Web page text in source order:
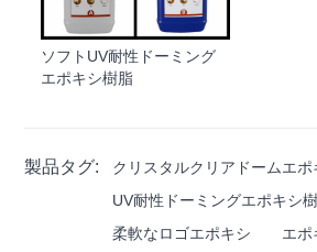
ソフトUV耐性ドーミング
エポキシ樹脂
製品タグ:
クリスタルクリアドームエポ
UV耐性ドーミングエポキシ
柔軟なロゴエポキシ
エポ